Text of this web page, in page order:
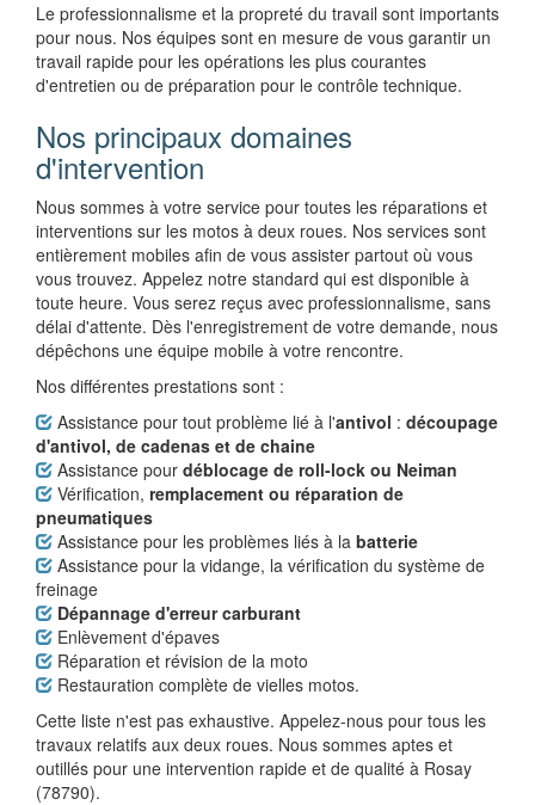
Le professionnalisme et la propreté du travail sont importants
pour nous. Nos équipes sont en mesure de vous garantir un
travail rapide pour les opérations les plus courantes
d'entretien ou de préparation pour le contrôle technique.
Nos principaux domaines
d'intervention
Nous sommes à votre service pour toutes les réparations et
interventions sur les motos à deux roues. Nos services sont
entièrement mobiles afin de vous assister partout où vous
vous trouvez. Appelez notre standard qui est disponible à
toute heure. Vous serez reçus avec professionnalisme, sans
délai d'attente. Dès l'enregistrement de votre demande, nous
dépêchons une équipe mobile à votre rencontre.
Nos différentes prestations sont :
Assistance pour tout problème lié à l'antivol : découpage
d'antivol, de cadenas et de chaine
Assistance pour déblocage de roll-lock ou Neiman
Vérification, remplacement ou réparation de
pneumatiques
Assistance pour les problèmes liés à la batterie
Assistance pour la vidange, la vérification du système de
freinage
Dépannage d'erreur carburant
Enlèvement d'épaves
Réparation et révision de la moto
Restauration complète de vielles motos.
Cette liste n'est pas exhaustive. Appelez-nous pour tous les
travaux relatifs aux deux roues. Nous sommes aptes et
outillés pour une intervention rapide et de qualité à Rosay
(78790).